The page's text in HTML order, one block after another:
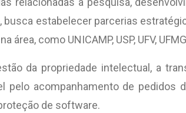
estabelecer parcerias
como UNICAMP, USP, UFV, UFMG,
da propriedade intelectual, a
pelo acompanhamento de pedidos
de software.